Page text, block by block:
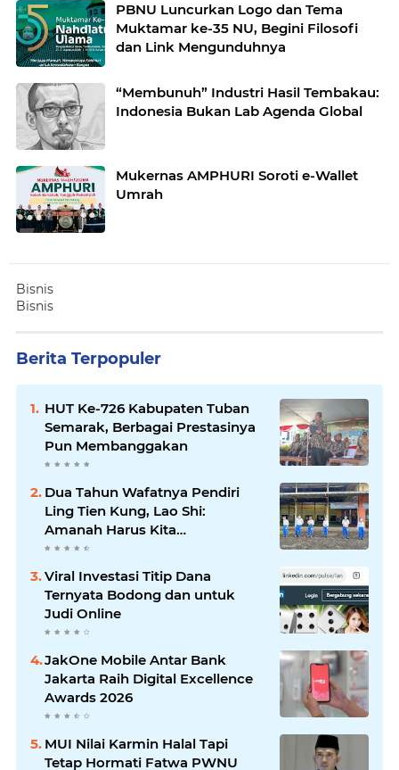
PBNU Luncurkan Logo dan Tema
Muktamar ke-35 NU, Begini Filosofi
dan Link Mengunduhnya
“Membunuh” Industri Hasil Tembakau:
Indonesia Bukan Lab Agenda Global
Mukernas AMPHURI Soroti e-Wallet
Umrah
Bisnis
Bisnis
Berita Terpopuler
HUT Ke-726 Kabupaten Tuban
Semarak, Berbagai Prestasinya
Pun Membanggakan
Dua Tahun Wafatnya Pendiri
Ling Tien Kung, Lao Shi:
Amanah Harus Kita
Laksanakan!
Viral Investasi Titip Dana
Ternyata Bodong dan untuk
Judi Online
JakOne Mobile Antar Bank
Jakarta Raih Digital Excellence
Awards 2026
MUI Nilai Karmin Halal Tapi
Tetap Hormati Fatwa PWNU